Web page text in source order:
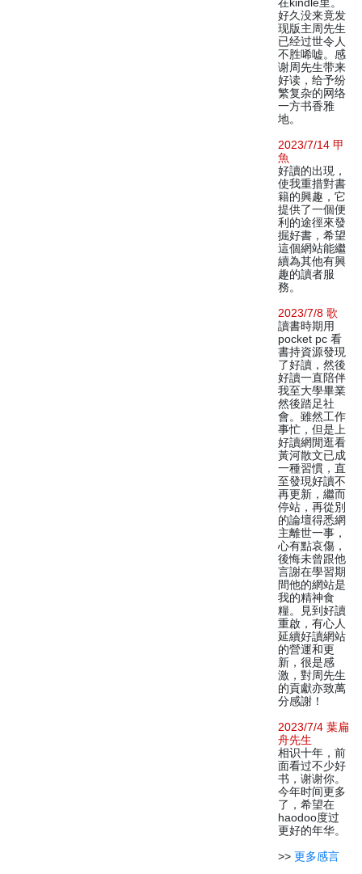
好久没来竟发
现版主周先生
已经过世令人
不胜唏嘘。感
谢周先生带来
好读，给予纷
繁复杂的网络
一方书香雅
地。
2023/7/14 甲
魚
好讀的出現，
使我重措對書
籍的興趣，它
提供了一個便
利的途徑來發
掘好書，希望
這個網站能繼
續為其他有興
趣的讀者服
務。
2023/7/8 歌
讀書時期用
pocket pc 看
書持資源發現
了好讀，然後
好讀一直陪伴
我至大學畢業
然後踏足社
會。雖然工作
事忙，但是上
好讀網閒逛看
黃河散文已成
一種習慣，直
至發現好讀不
再更新，繼而
停站，再從別
的論壇得悉網
主離世一事，
心有點哀傷，
後悔未曾跟他
言謝在學習期
間他的網站是
我的精神食
糧。見到好讀
重啟，有心人
延續好讀網站
的營運和更
新，很是感
激，對周先生
的貢獻亦致萬
分感謝！
2023/7/4 葉扁
舟先生
相识十年，前
面看过不少好
书，谢谢你。
今年时间更多
了，希望在
haodoo度过
更好的年华。
>> 更多感言